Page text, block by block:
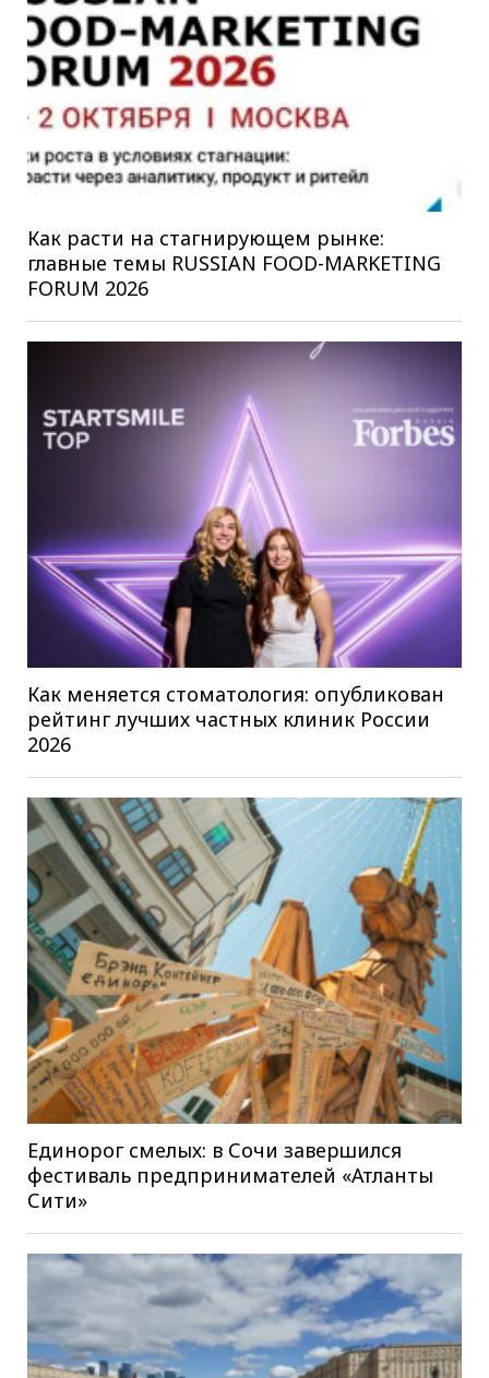
Как расти на стагнирующем рынке:
главные темы RUSSIAN FOOD-MARKETING
FORUM 2026
Как меняется стоматология: опубликован
рейтинг лучших частных клиник России
2026
Единорог смелых: в Сочи завершился
фестиваль предпринимателей «Атланты
Сити»